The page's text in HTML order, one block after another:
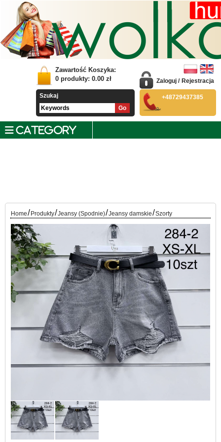
Zawartość Koszyka:
0 produkty: 0.00 zł
Szukaj
Zaloguj / Rejestracja
+48729437385
CATEGORY
Home/ Produkty/Jeansy (Spodnie)/Jeansy damskie/Szorty